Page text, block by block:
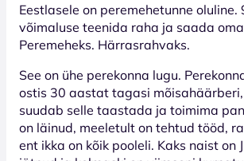
Eestlasele on peremehetunne
võimaluse teenida raha ja saada
Peremeheks. Härrasrahvaks.
See on ühe perekonna lugu.
ostis 30 aastat tagasi
suudab selle taastada ja toimima
on läinud, meeletult on tehtud tööd,
ent ikka on kõik pooleli. Kaks naist on